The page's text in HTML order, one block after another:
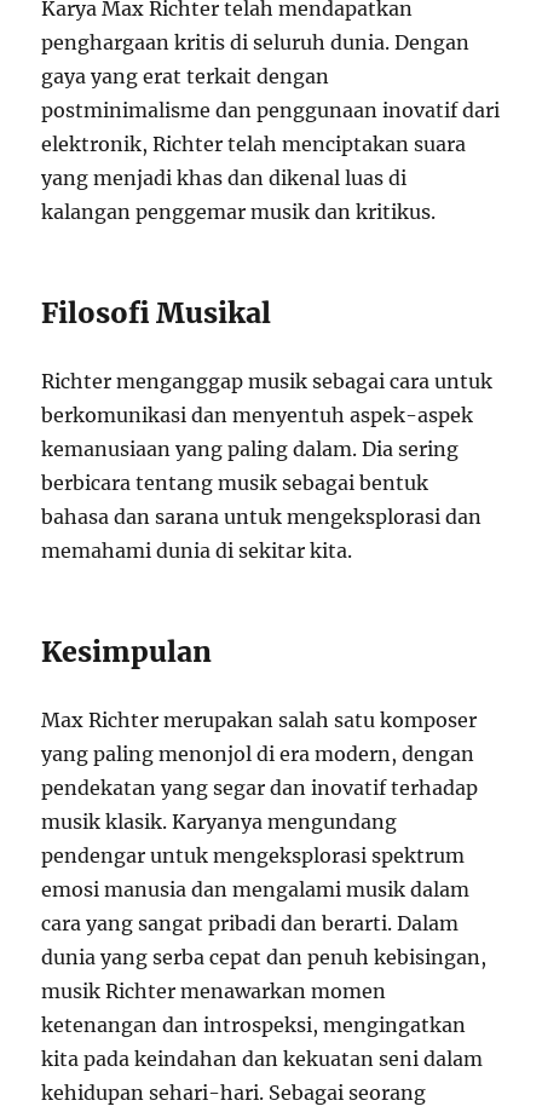
Karya Max Richter telah mendapatkan
penghargaan kritis di seluruh dunia. Dengan
gaya yang erat terkait dengan
postminimalisme dan penggunaan inovatif dari
elektronik, Richter telah menciptakan suara
yang menjadi khas dan dikenal luas di
kalangan penggemar musik dan kritikus.
Filosofi Musikal
Richter menganggap musik sebagai cara untuk
berkomunikasi dan menyentuh aspek-aspek
kemanusiaan yang paling dalam. Dia sering
berbicara tentang musik sebagai bentuk
bahasa dan sarana untuk mengeksplorasi dan
memahami dunia di sekitar kita.
Kesimpulan
Max Richter merupakan salah satu komposer
yang paling menonjol di era modern, dengan
pendekatan yang segar dan inovatif terhadap
musik klasik. Karyanya mengundang
pendengar untuk mengeksplorasi spektrum
emosi manusia dan mengalami musik dalam
cara yang sangat pribadi dan berarti. Dalam
dunia yang serba cepat dan penuh kebisingan,
musik Richter menawarkan momen
ketenangan dan introspeksi, mengingatkan
kita pada keindahan dan kekuatan seni dalam
kehidupan sehari-hari. Sebagai seorang